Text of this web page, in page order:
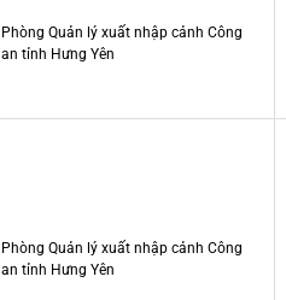
Phòng Quản lý xuất nhập cảnh Công
an tỉnh Hưng Yên
Phòng Quản lý xuất nhập cảnh Công
an tỉnh Hưng Yên